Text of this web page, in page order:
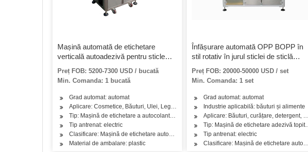
Mașină automată de etichetare
verticală autoadezivă pentru sticle
Preț FOB: 5200-7300 USD / bucată
Min. Comanda: 1 bucată
Grad automat: automat
Aplicare: Cosmetice, Băuturi, Ulei, Legume, Fructe, Produse lactate
Tip: Mașină de etichetare a autocolantelor
Tip antrenat: electric
Clasificare: Mașină de etichetare automată a sticlei rotunde verticale
Material de ambalare: plastic
Înfășurare automată OPP BOPP în
stil rotativ în jurul sticlei de sticlă
Echipamente de ambalare a
băuturilor Auto-adeziv Hot Melt Lipici
Manșon etichetă etichetă Mașină de
etichetare
Preț FOB: 20000-50000 USD / set
Min. Comanda: 1 set
Grad automat: automat
Industrie aplicabilă: băuturi și alimente
Aplicare: Băuturi, curățare, detergent,
Tip: Mașină de etichetare adezivă topită
Tip antrenat: electric
Clasificare: Mașină de etichetare